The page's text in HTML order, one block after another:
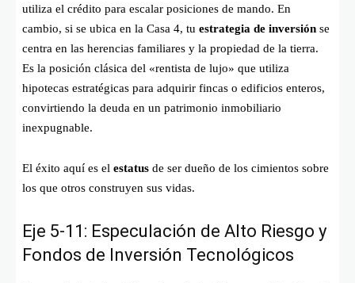
utiliza el crédito para escalar posiciones de mando. En
cambio, si se ubica en la Casa 4, tu estrategia de inversión se
centra en las herencias familiares y la propiedad de la tierra.
Es la posición clásica del «rentista de lujo» que utiliza
hipotecas estratégicas para adquirir fincas o edificios enteros,
convirtiendo la deuda en un patrimonio inmobiliario
inexpugnable.
El éxito aquí es el estatus de ser dueño de los cimientos sobre
los que otros construyen sus vidas.
Eje 5-11: Especulación de Alto Riesgo y
Fondos de Inversión Tecnológicos